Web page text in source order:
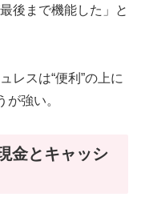
後まで機能した」と
レスは“便利”の上に
が強い。
金とキャッシ